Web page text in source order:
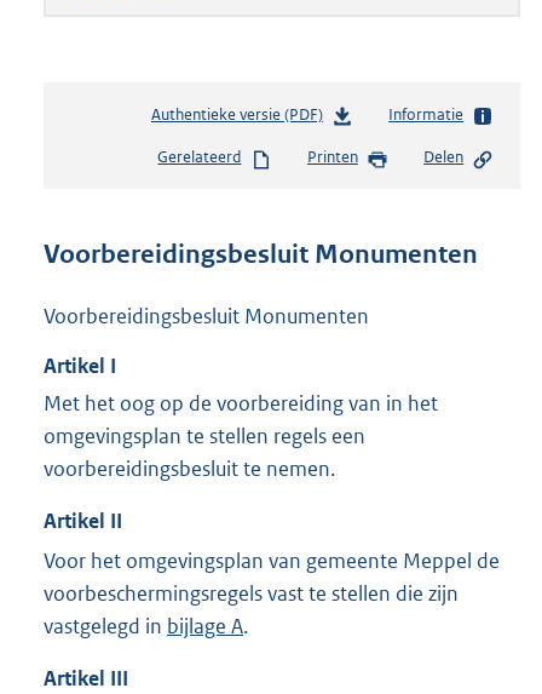
Authentieke versie (PDF)b
s
n
g
t
e
,
8
Informatie
Gerelateerd Printen Delen
Voorbereidingsbesluit Monumenten
Voorbereidingsbesluit Monumenten
Artikel I
Met het oog op de voorbereiding van in het
omgevingsplan te stellen regels een
voorbereidingsbesluit te nemen.
Artikel II
Voor het omgevingsplan van gemeente Meppel de
voorbeschermingsregels vast te stellen die zijn
vastgelegd in bijlage A.
Artikel III